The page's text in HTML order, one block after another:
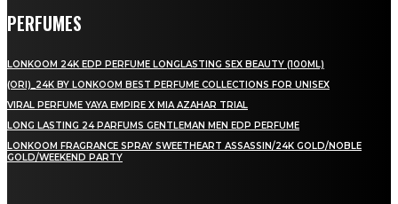
PERFUMES
LONKOOM 24K EDP PERFUME LONGLASTING SEX BEAUTY (100ML)
(ORI)_24K BY LONKOOM BEST PERFUME COLLECTIONS FOR UNISEX
VIRAL PERFUME YAYA EMPIRE X MIA AZAHAR TRIAL
LONG LASTING 24 PARFUMS GENTLEMAN MEN EDP PERFUME
LONKOOM FRAGRANCE SPRAY SWEETHEART ASSASSIN/24K GOLD/NOBLE
GOLD/WEEKEND PARTY